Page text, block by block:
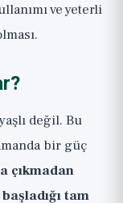
ve yeterli
değil. Bu
bir güç
çıkmadan
tam